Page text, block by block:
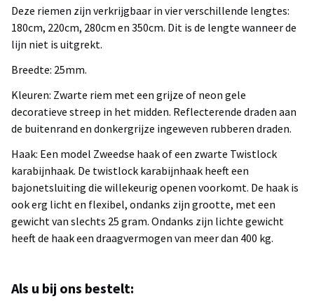
Deze riemen zijn verkrijgbaar in vier verschillende lengtes:
180cm, 220cm, 280cm en 350cm. Dit is de lengte wanneer de
lijn niet is uitgrekt.
Breedte: 25mm.
Kleuren: Zwarte riem met een grijze of neon gele
decoratieve streep in het midden. Reflecterende draden aan
de buitenrand en donkergrijze ingeweven rubberen draden.
Haak: Een model Zweedse haak of een zwarte Twistlock
karabijnhaak. De twistlock karabijnhaak heeft een
bajonetsluiting die willekeurig openen voorkomt. De haak is
ook erg licht en flexibel, ondanks zijn grootte, met een
gewicht van slechts 25 gram. Ondanks zijn lichte gewicht
heeft de haak een draagvermogen van meer dan 400 kg.
Als u bij ons bestelt: